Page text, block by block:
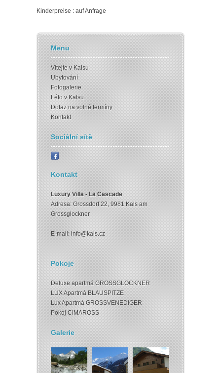
Kinderpreise : auf Anfrage
Menu
Vítejte v Kalsu
Ubytování
Fotogalerie
Léto v Kalsu
Dotaz na volné termíny
Kontakt
Sociální sítě
Kontakt
Luxury Villa - La Cascade
Adresa: Grossdorf 22, 9981 Kals am
Grossglockner
E-mail:info@kals.cz
Pokoje
Deluxe apartmá GROSSGLOCKNER
LUX Apartmá BLAUSPITZE
Lux Apartmá GROSSVENEDIGER
Pokoj CIMAROSS
Galerie